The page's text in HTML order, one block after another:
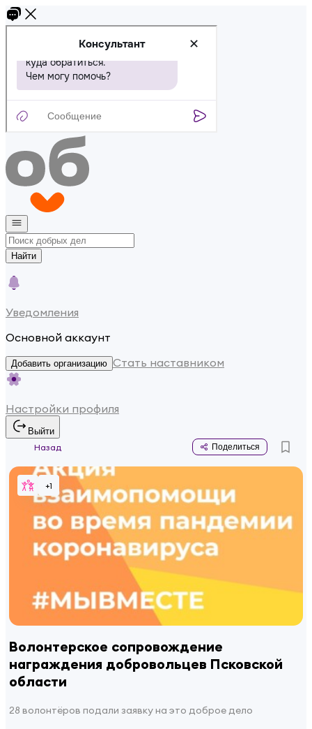
Найти
Уведомления
Основной аккаунт
Добавить организацию Стать наставником
Настройки профиля
Выйти
Назад
Поделиться
+1
Волонтерское сопровождение
награждения добровольцев Псковской
области
28 волонтёров подали заявку на это доброе дело